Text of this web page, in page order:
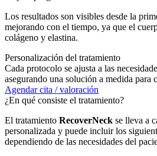
Los resultados son visibles desde la
mejorando con el tiempo, ya que el
colágeno y elastina.
Personalización del tratamiento
Cada protocolo se ajusta a las
asegurando una solución a medida para
Agendar cita / valoración
¿En qué consiste el tratamiento?
El tratamiento RecoverNeck se lleva a
personalizada y puede incluir los
dependiendo de las necesidades del